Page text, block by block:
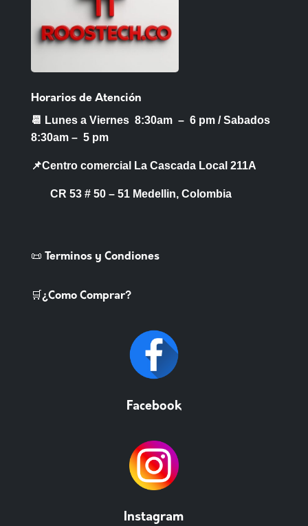
Horarios de Atención
📆 Lunes a Viernes 8:30am – 6 pm / Sabados
8:30am – 5 pm
📌Centro comercial La Cascada Local 211A
CR 53 # 50 – 51 Medellin, Colombia
📜 Terminos y Condiones
🛒¿Como Comprar?
Facebook
Instagram